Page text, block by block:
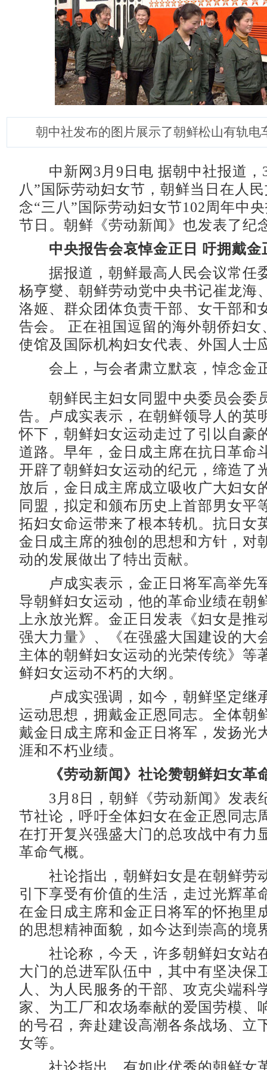
朝中社发布的图片展示了朝鲜松山有轨电
中新网3月9日电 据朝中社报道，
八”国际劳动妇女节，朝鲜当日在人
念“三八”国际劳动妇女节102周年中
节日。朝鲜《劳动新闻》也发表了纪
中央报告会哀悼金正日 吁拥戴金
据报道，朝鲜最高人民会议常任
杨亨燮、朝鲜劳动党中央书记崔龙海
洛姬、群众团体负责干部、女干部和
告会。 正在祖国逗留的海外朝侨妇女
使馆及国际机构妇女代表、外国人士
会上，与会者肃立默哀，悼念金
朝鲜民主妇女同盟中央委员会委
告。卢成实表示，在朝鲜领导人的英
怀下，朝鲜妇女运动走过了引以自豪
道路。早年，金日成主席在抗日革命
开辟了朝鲜妇女运动的纪元，缔造了
放后，金日成主席成立吸收广大妇女
同盟，拟定和颁布历史上首部男女平
拓妇女命运带来了根本转机。抗日女
金日成主席的独创的思想和方针，对
动的发展做出了特出贡献。
卢成实表示，金正日将军高举先
导朝鲜妇女运动，他的革命业绩在朝
上永放光辉。金正日发表《妇女是推
强大力量》、《在强盛大国建设的大
主体的朝鲜妇女运动的光荣传统》等
鲜妇女运动不朽的大纲。
卢成实强调，如今，朝鲜坚定继
运动思想，拥戴金正恩同志。全体朝
戴金日成主席和金正日将军，发扬光
涯和不朽业绩。
《劳动新闻》社论赞朝鲜妇女革
3月8日，朝鲜《劳动新闻》发表
节社论，呼吁全体妇女在金正恩同志
在打开复兴强盛大门的总攻战中有力
革命气概。
社论指出，朝鲜妇女是在朝鲜劳
引下享受有价值的生活，走过光辉革
在金日成主席和金正日将军的怀抱里
的思想精神面貌，如今达到崇高的境
社论称，今天，许多朝鲜妇女站
大门的总进军队伍中，其中有坚决保
人、为人民服务的干部、攻克尖端科
家、为工厂和农场奉献的爱国劳模、
的号召，奔赴建设高潮各条战场、立
女等。